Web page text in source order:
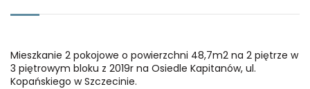
Mieszkanie 2 pokojowe o powierzchni 48,7m2 na 2 piętrze w
3 piętrowym bloku z 2019r na Osiedle Kapitanów, ul.
Kopańskiego w Szczecinie.